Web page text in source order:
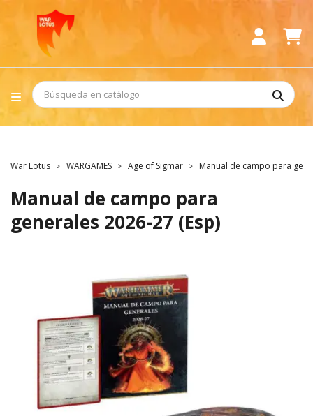
War Lotus WARGAMES Age of Sigmar Manual de campo para
Manual de campo para
generales 2026-27 (Esp)